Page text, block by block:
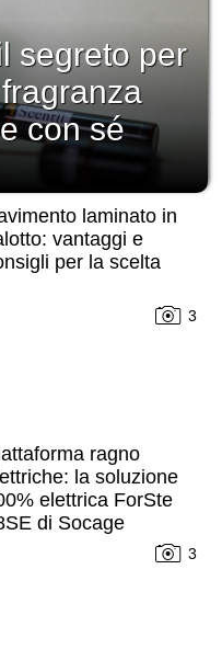
segreto per
con sé
laminato in
vantaggi e
per la scelta
3
ragno
la soluzione
elettrica ForSte
di Socage
3